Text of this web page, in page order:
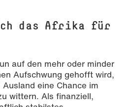
das Afrika für
auf den mehr oder minder
Aufschwung gehofft wird,
eine Chance im
wittern. Als finanziell,